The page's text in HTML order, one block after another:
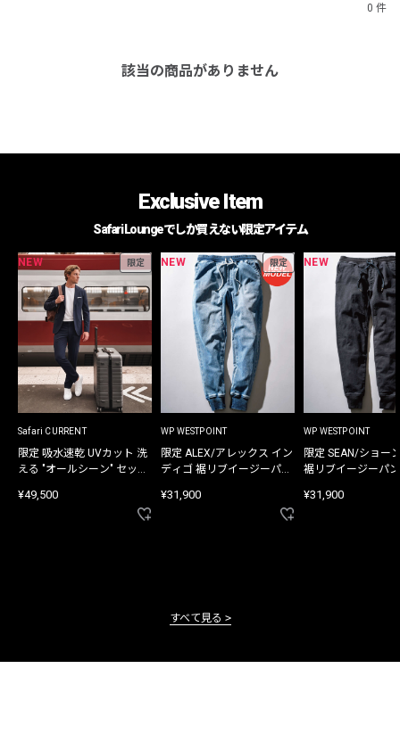
0 件
該当の商品がありません
Exclusive Item
Safari Loungeでしか買えない限定アイテム
NEW 限定
Safari CURRENT
限定 吸水速乾 UVカット 洗
える "オールシーン" セット
¥49,500
NEW 限定
WP WESTPOINT
限定 ALEX/アレックス イン
ディゴ 裾リブイージーパン
¥31,900
NEW
WP WESTPOINT
限定 SEAN/ショー
裾リブイージーパ
¥31,900
すべて見る